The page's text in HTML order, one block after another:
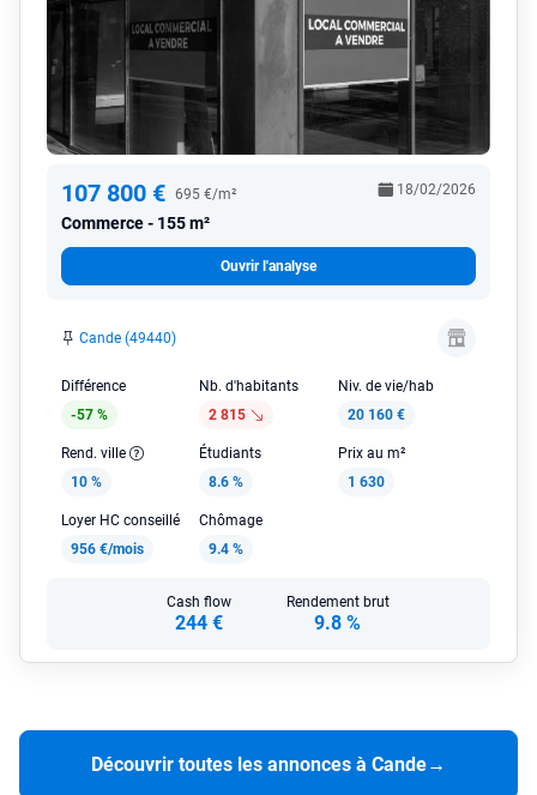
107 800 € 695 €/m²
Commerce 155 m²
18/02/2026
Ouvrir l'analyse
Cande (49440)
Différence
-57 %
Nb. d'habitants
2 815
Niv. de vie/hab
20 160 €
Rend. ville
10 %
Étudiants
8.6 %
Prix au m²
1 630
Loyer HC conseillé
956 €/mois
Chômage
9.4 %
Cash flow
244 €
Rendement brut
9.8 %
Découvrir toutes les annonces à Cande→